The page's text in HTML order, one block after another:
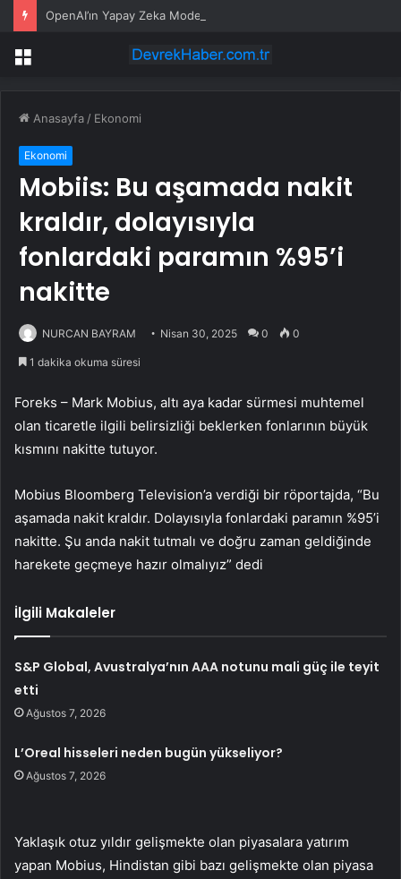
Menü
Anasayfa / Ekonomi
Ekonomi
Mobiis: Bu aşamada nakit
kraldır, dolayısıyla
fonlardaki paramın %95’i
nakitte
NURCAN BAYRAM Nisan 30, 2025 0 0
1 dakika okuma süresi
Foreks – Mark Mobius, altı aya kadar sürmesi muhtemel
olan ticaretle ilgili belirsizliği beklerken fonlarının büyük
kısmını nakitte tutuyor.
Mobius Bloomberg Television’a verdiği bir röportajda, “Bu
aşamada nakit kraldır. Dolayısıyla fonlardaki paramın %95’i
nakitte. Şu anda nakit tutmalı ve doğru zaman geldiğinde
harekete geçmeye hazır olmalıyız” dedi
İlgili Makaleler
S&P Global, Avustralya’nın AAA notunu mali güç ile teyit
etti
Ağustos 7, 2026
L’Oreal hisseleri neden bugün yükseliyor?
Ağustos 7, 2026
Yaklaşık otuz yıldır gelişmekte olan piyasalara yatırım
yapan Mobius, Hindistan gibi bazı gelişmekte olan piyasa